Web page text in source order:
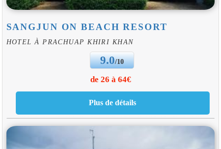
SANGJUN ON BEACH RESORT
HOTEL À PRACHUAP KHIRI KHAN
9.0/10
de 26 à 64€